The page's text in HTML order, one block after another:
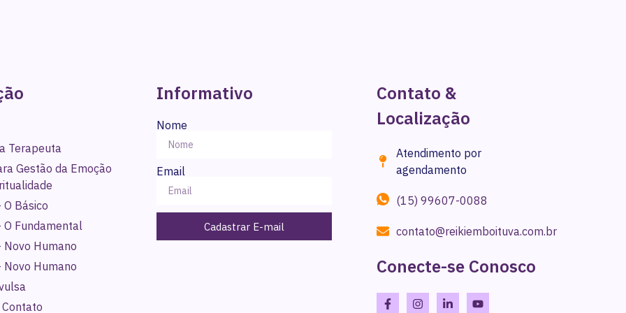
Terapeuta
Gestão da Emoção
Básico
O Fundamental
Novo Humano
Novo Humano
Informativo
Nome
Email
Cadastrar E-mail
Contato &
Localização
Atendimento por
agendamento
(15) 99607-0088
contato@reikiemboituva.com.br
Conecte-se Conosco